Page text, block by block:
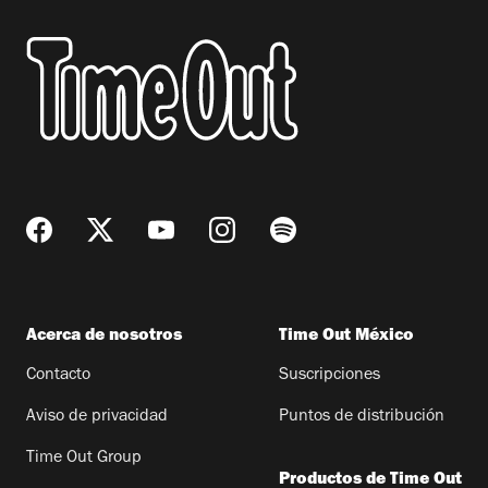
Acerca de nosotros
Contacto
Aviso de privacidad
Time Out Group
Time Out México
Suscripciones
Puntos de distribución
Productos de Time Out